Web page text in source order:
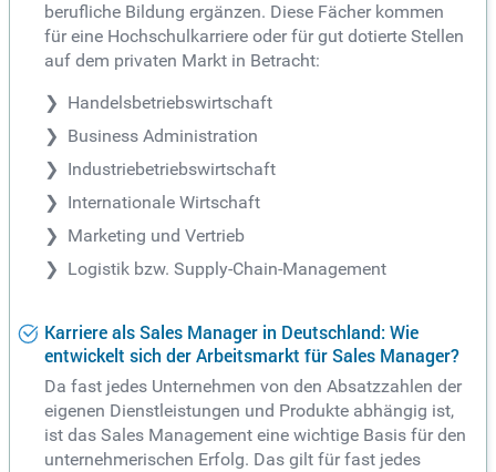
berufliche Bildung ergänzen. Diese Fächer kommen
für eine Hochschulkarriere oder für gut dotierte Stellen
auf dem privaten Markt in Betracht:
Handelsbetriebswirtschaft
Business Administration
Industriebetriebswirtschaft
Internationale Wirtschaft
Marketing und Vertrieb
Logistik bzw. Supply-Chain-Management
Karriere als Sales Manager in Deutschland: Wie
entwickelt sich der Arbeitsmarkt für Sales Manager?
Da fast jedes Unternehmen von den Absatzzahlen der
eigenen Dienstleistungen und Produkte abhängig ist,
ist das Sales Management eine wichtige Basis für den
unternehmerischen Erfolg. Das gilt für fast jedes